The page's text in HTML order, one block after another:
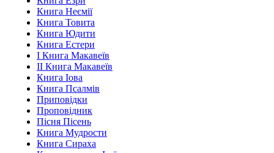
Книга Неємії
Книга Товита
Книга Юдити
Книга Естери
І Книга Макавеїв
ІІ Книга Макавеїв
Книга Іова
Книга Псалмів
Приповідки
Проповідник
Пісня Пісень
Книга Мудрости
Книга Сираха